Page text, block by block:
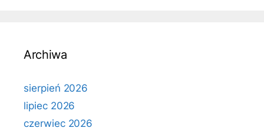
Archiwa
sierpień 2026
lipiec 2026
czerwiec 2026